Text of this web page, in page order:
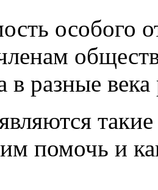
особого
в разные
помочь и